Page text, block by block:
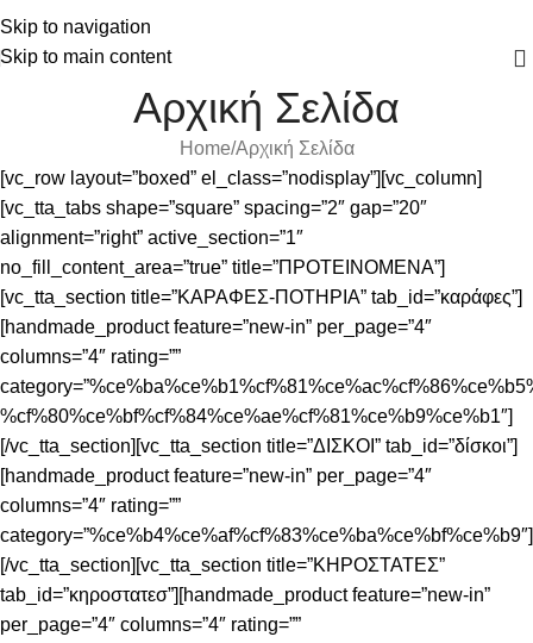
Skip to navigation
Skip to main content
Αρχική Σελίδα
Home Αρχική Σελίδα
[vc_row layout=”boxed” el_class=”nodisplay”][vc_column]
[vc_tta_tabs shape=”square” spacing=”2″ gap=”20″
alignment=”right” active_section=”1″
no_fill_content_area=”true” title=”ΠΡΟΤΕΙΝΟΜΕΝΑ”]
[vc_tta_section title=”ΚΑΡΑΦΕΣ-ΠΟΤΗΡΙΑ” tab_id=”καράφες”]
[handmade_product feature=”new-in” per_page=”4″
columns=”4″ rating=””
%cf%80%ce%bf%cf%84%ce%ae%cf%81%ce%b9%ce%b1″]
[/vc_tta_section][vc_tta_section title=”ΔΙΣΚΟΙ” tab_id=”δίσκοι”]
[handmade_product feature=”new-in” per_page=”4″
columns=”4″ rating=””
category=”%ce%b4%ce%af%cf%83%ce%ba%ce%bf%ce%b9″]
[/vc_tta_section][vc_tta_section title=”ΚΗΡΟΣΤΑΤΕΣ”
tab_id=”κηροστατεσ”][handmade_product feature=”new-in”
per_page=”4″ columns=”4″ rating=””